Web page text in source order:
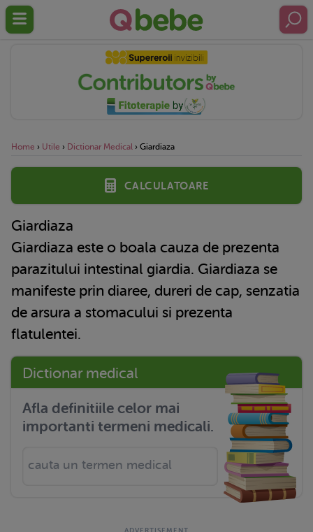
Home › Utile › Dictionar Medical › Giardiaza
Calculatoare
Giardiaza
Giardiaza este o boala cauza de prezenta
parazitului intestinal giardia. Giardiaza se
manifeste prin diaree, dureri de cap, senzatia
de arsura a stomacului si prezenta
flatulentei.
Dictionar medical
Afla definitiile celor mai
importanti termeni medicali.